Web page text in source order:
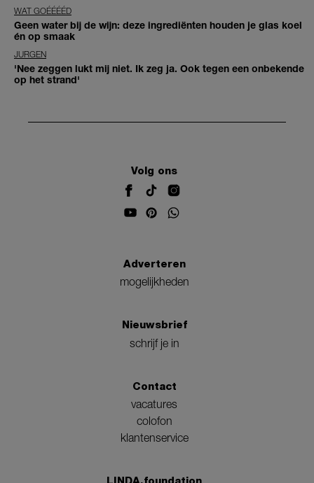
WAT GOÉÉÉÉD
Geen water bij de wijn: deze ingrediënten houden je glas koel
én op smaak
JURGEN
'Nee zeggen lukt mij niet. Ik zeg ja. Ook tegen een onbekende
op het strand'
Volg ons
Adverteren
mogelijkheden
Nieuwsbrief
schrijf je in
Contact
vacatures
colofon
klantenservice